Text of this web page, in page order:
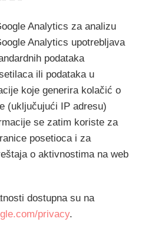
Analytics za analizu
Analytics upotrebljava
podataka
ili podataka u
koje generira kolačić o
(uključujući IP adresu)
se zatim koriste za
posetioca i za
o aktivnostima na web
dostupna su na
privacy.